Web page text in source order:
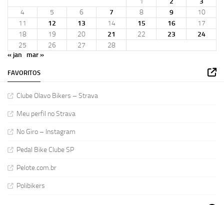
4
5 6 7 8 9
10
11
12 13 14 15 16
17
18
19 20 21 22 23
24
25
26 27
28
« jan
mar »
FAVORITOS
Clube Olavo Bikers – Strava
Meu perfil no Strava
No Giro – Instagram
Pedal Bike Clube SP
Pelote.com.br
Polibikers